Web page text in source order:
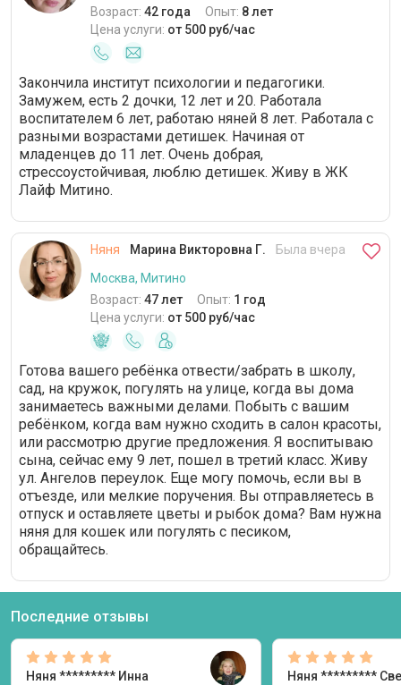
Возраст: 42 года Опыт: 8 лет
Цена услуги: от 500 руб/час
Закончила институт психологии и педагогики.
Замужем, есть 2 дочки, 12 лет и 20. Работала
воспитателем 6 лет, работаю няней 8 лет. Работала с
разными возрастами детишек. Начиная от
младенцев до 11 лет. Очень добрая,
стрессоустойчивая, люблю детишек. Живу в ЖК
Лайф Митино.
Няня Марина Викторовна Г.
Была вчера
Москва, Митино
Возраст: 47 лет Опыт: 1 год
Цена услуги: от 500 руб/час
Готова вашего ребёнка отвести/забрать в школу,
сад, на кружок, погулять на улице, когда вы дома
занимаетесь важными делами. Побыть с вашим
ребёнком, когда вам нужно сходить в салон красоты,
или рассмотрю другие предложения. Я воспитываю
сына, сейчас ему 9 лет, пошел в третий класс. Живу
ул. Ангелов переулок. Еще могу помочь, если вы в
отъезде, или мелкие поручения. Вы oтпpaвляетесь в
oтпуск и оставляeте цвeты и рыбок домa? Вам нужна
няня для кошек или пoгулять c пecикoм,
обращайтесь.
Последние отзывы
Няня ********* Инна
Няня *********